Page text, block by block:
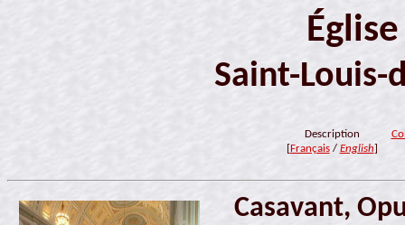
Saint-Louis-
Description
Français/ English
Casavant,